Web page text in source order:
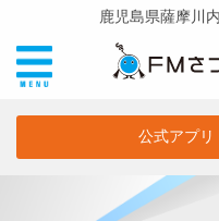
鹿児島県薩摩川
公式アプリ